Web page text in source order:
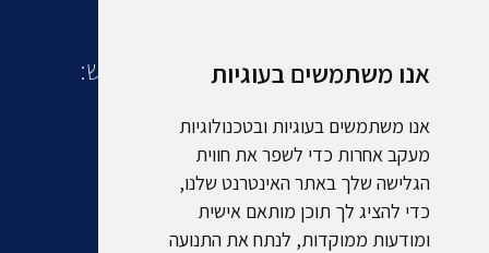
אנו משתמשים בעוגיות
אנו משתמשים בעוגיות ובטכנולוגיות
מעקב אחרות כדי לשפר את חווית
הגלישה שלך באתר האינטרנט שלנו,
כדי להציג לך תוכן מותאם אישית
ומודעות ממוקדות, לנתח את התנועה
עוד מקבוצת אמסלם תיירות ונופש: